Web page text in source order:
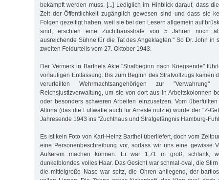
bekämpft werden muss. [...] Lediglich im Hinblick darauf, dass
Zeit der Öffentlichkeit zugänglich gewesen sind und dass sie
Folgen gezeitigt haben, weil sie bei den Lesern allgemein auf
sind, erschien eine Zuchthausstrafe von 5 Jahren noch
ausreichende Sühne für die Tat des Angeklagten." So Dr. John in
zweiten Feldurteils vom 27. Oktober 1943.
Der Vermerk in Barthels Akte "Strafbeginn nach Kriegsende"
vorläufigen Entlassung. Bis zum Beginn des Strafvollzugs kamen
verurteilten Wehrmachtsangehörigen zur
Reichsjustizverwaltung, um sie von dort aus in Arbeitskolonnen
oder besonders schweren Arbeiten einzusetzen. Vom
Altona (das die Luftwaffe auch für Arreste nutzte) wurde der "Z-
Jahresende 1943 ins "Zuchthaus und Strafgefängnis Hamburg-
Es ist kein Foto von Karl-Heinz Barthel überliefert, doch vom
eine Personenbeschreibung vor, sodass wir uns eine gewisse
Äußerem machen können: Er war 1,71 m groß, schlank,
dunkelblondes volles Haar. Das Gesicht war schmal-oval, die
die mittelgroße Nase war spitz, die Ohren anliegend, der